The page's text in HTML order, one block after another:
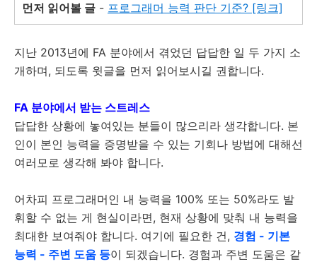
먼저 읽어볼 글 - 프로그래머 능력 판단 기준? [링크]
지난 2013년에 FA 분야에서 겪었던 답답한 일 두 가지 소
개하며, 되도록 윗글을 먼저 읽어보시길 권합니다.
FA 분야에서 받는 스트레스
답답한 상황에 놓여있는 분들이 많으리라 생각합니다. 본
인이 본인 능력을 증명받을 수 있는 기회나 방법에 대해선
여러모로 생각해 봐야 합니다.
어차피 프로그래머인 내 능력을 100% 또는 50%라도 발
휘할 수 없는 게 현실이라면, 현재 상황에 맞춰 내 능력을
최대한 보여줘야 합니다. 여기에 필요한 건, 경험 - 기본
능력 - 주변 도움 등이 되겠습니다. 경험과 주변 도움은 같